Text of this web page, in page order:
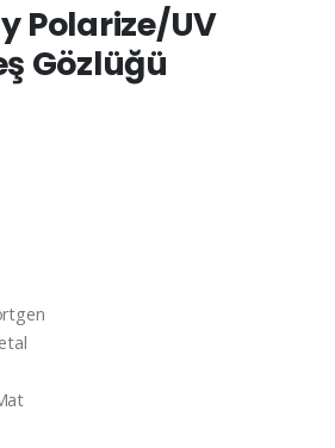
Polarize/UV
Gözlüğü